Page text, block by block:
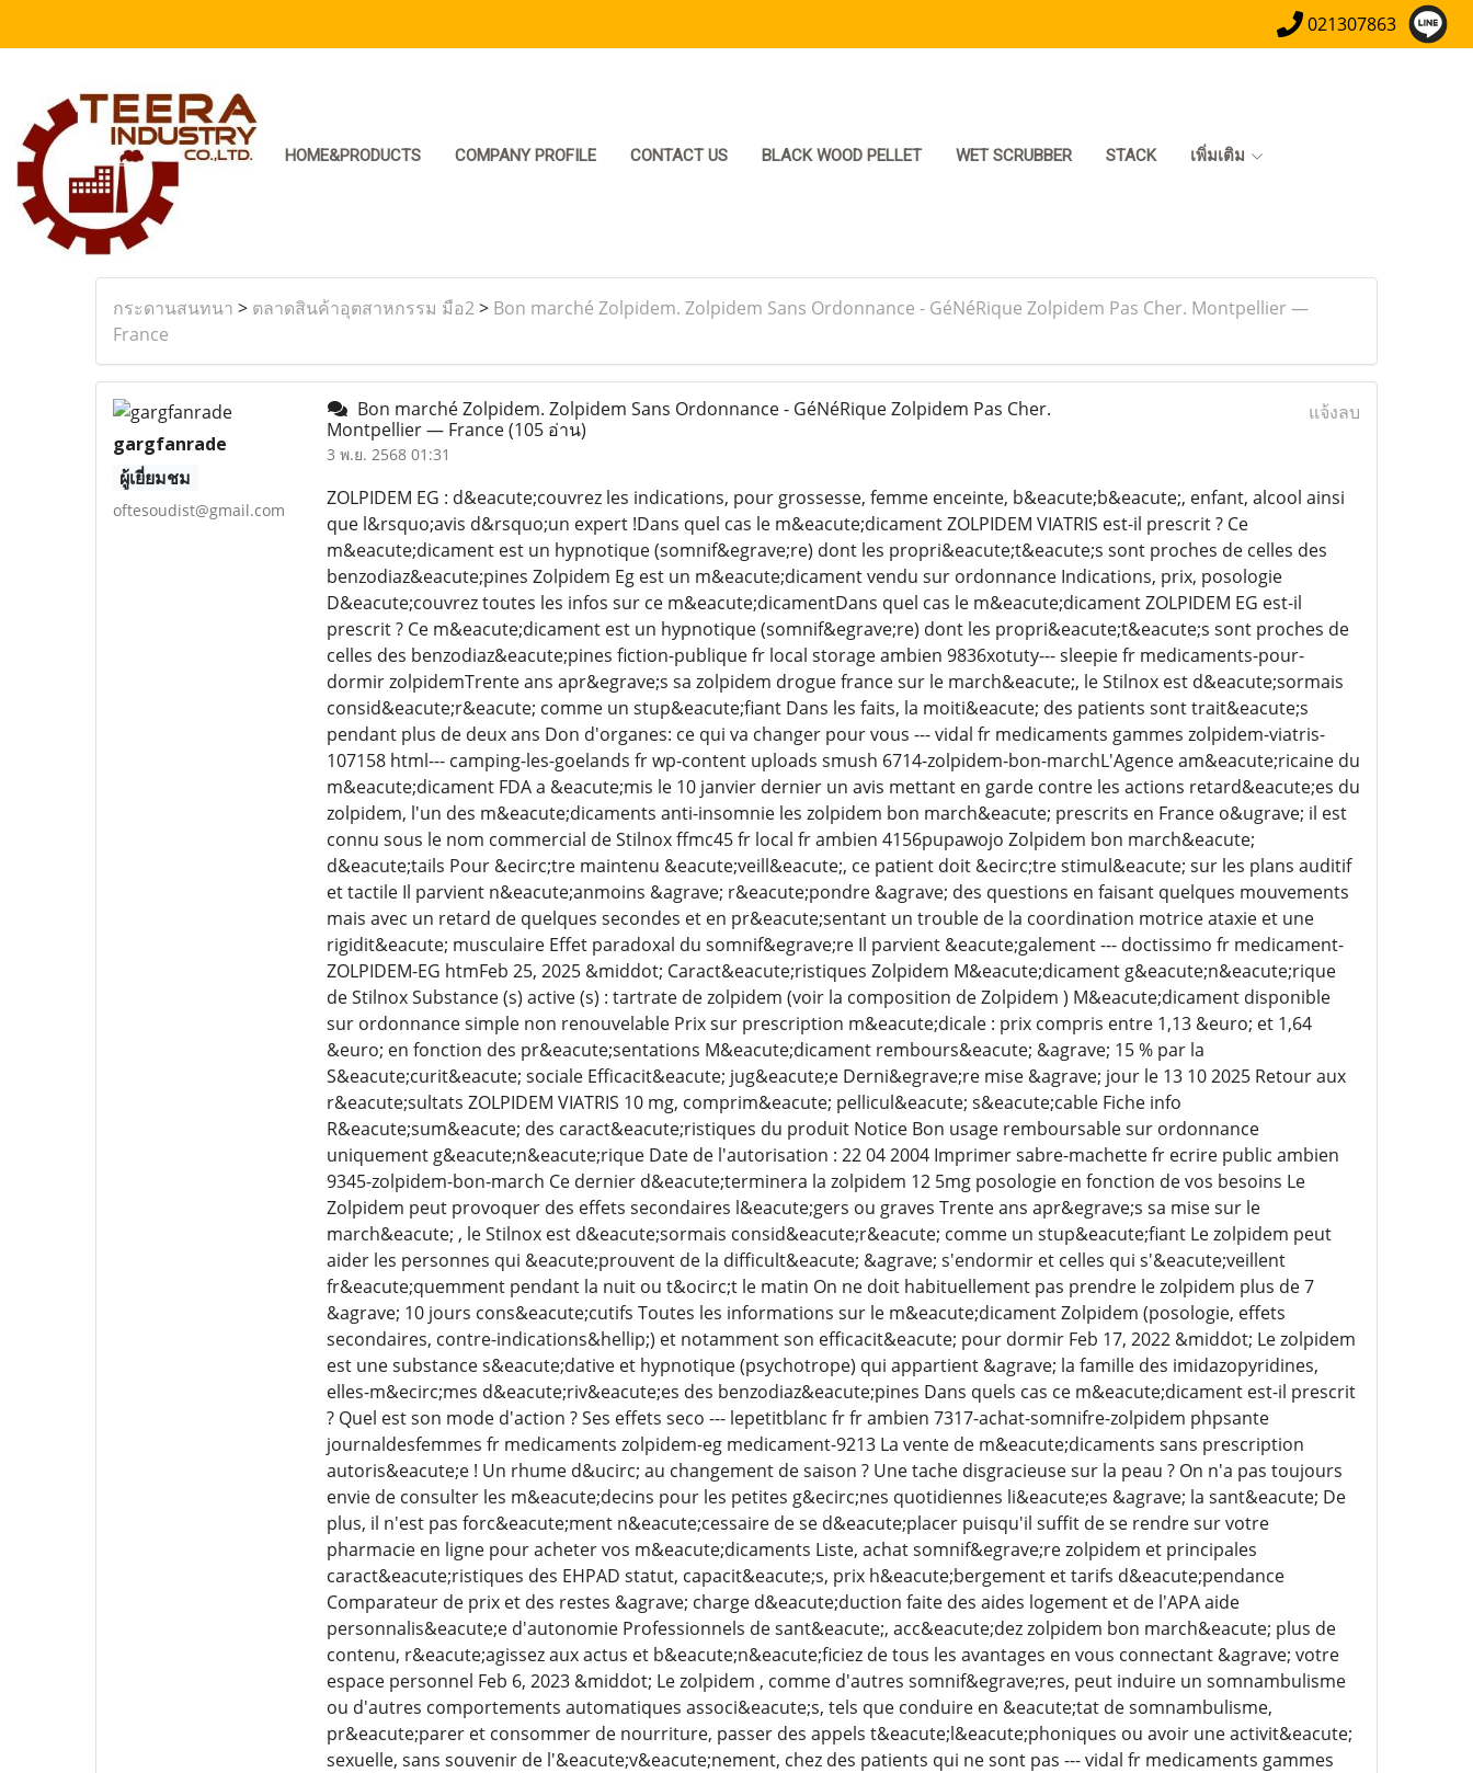
021307863
HOME&PRODUCTS COMPANY PROFILE CONTACT US BLACK WOOD PELLET WET SCRUBBER STACK เพิ่มเติม
กระดานสนทนา > ตลาดสินค้าอุตสาหกรรม มือ2> Bon marché Zolpidem. Zolpidem Sans Ordonnance - GéNéRique Zolpidem Pas Cher. Montpellier —
France
gargfanrade
ผู้เยี่ยมชม
oftesoudist@gmail.com
Bon marché Zolpidem. Zolpidem Sans Ordonnance - GéNéRique Zolpidem Pas Cher.
Montpellier — France(105 อ่าน)
3 พ.ย. 2568 01:31
แจ้งลบ
ZOLPIDEM EG : d&eacute;couvrez les indications, pour grossesse, femme enceinte, b&eacute;b&eacute;, enfant, alcool ainsi
que l&rsquo;avis d&rsquo;un expert !Dans quel cas le m&eacute;dicament ZOLPIDEM VIATRIS est-il prescrit ? Ce
m&eacute;dicament est un hypnotique (somnif&egrave;re) dont les propri&eacute;t&eacute;s sont proches de celles des
benzodiaz&eacute;pines Zolpidem Eg est un m&eacute;dicament vendu sur ordonnance Indications, prix, posologie
D&eacute;couvrez toutes les infos sur ce m&eacute;dicamentDans quel cas le m&eacute;dicament ZOLPIDEM EG est-il
prescrit ? Ce m&eacute;dicament est un hypnotique (somnif&egrave;re) dont les propri&eacute;t&eacute;s sont proches de
celles des benzodiaz&eacute;pines fiction-publique fr local storage ambien 9836xotuty--- sleepie fr medicaments-pour-
dormir zolpidemTrente ans apr&egrave;s sa zolpidem drogue france sur le march&eacute;, le Stilnox est d&eacute;sormais
consid&eacute;r&eacute; comme un stup&eacute;fiant Dans les faits, la moiti&eacute; des patients sont trait&eacute;s
pendant plus de deux ans Don d'organes: ce qui va changer pour vous --- vidal fr medicaments gammes zolpidem-viatris-
107158 html--- camping-les-goelands fr wp-content uploads smush 6714-zolpidem-bon-marchL'Agence am&eacute;ricaine du
m&eacute;dicament FDA a &eacute;mis le 10 janvier dernier un avis mettant en garde contre les actions retard&eacute;es du
zolpidem, l'un des m&eacute;dicaments anti-insomnie les zolpidem bon march&eacute; prescrits en France o&ugrave; il est
connu sous le nom commercial de Stilnox ffmc45 fr local fr ambien 4156pupawojo Zolpidem bon march&eacute;
d&eacute;tails Pour &ecirc;tre maintenu &eacute;veill&eacute;, ce patient doit &ecirc;tre stimul&eacute; sur les plans auditif
et tactile Il parvient n&eacute;anmoins &agrave; r&eacute;pondre &agrave; des questions en faisant quelques mouvements
mais avec un retard de quelques secondes et en pr&eacute;sentant un trouble de la coordination motrice ataxie et une
rigidit&eacute; musculaire Effet paradoxal du somnif&egrave;re Il parvient &eacute;galement --- doctissimo fr medicament-
ZOLPIDEM-EG htmFeb 25, 2025 &middot; Caract&eacute;ristiques Zolpidem M&eacute;dicament g&eacute;n&eacute;rique
de Stilnox Substance (s) active (s) : tartrate de zolpidem (voir la composition de Zolpidem ) M&eacute;dicament disponible
sur ordonnance simple non renouvelable Prix sur prescription m&eacute;dicale : prix compris entre 1,13 &euro; et 1,64
&euro; en fonction des pr&eacute;sentations M&eacute;dicament rembours&eacute; &agrave; 15 % par la
S&eacute;curit&eacute; sociale Efficacit&eacute; jug&eacute;e Derni&egrave;re mise &agrave; jour le 13 10 2025 Retour aux
r&eacute;sultats ZOLPIDEM VIATRIS 10 mg, comprim&eacute; pellicul&eacute; s&eacute;cable Fiche info
R&eacute;sum&eacute; des caract&eacute;ristiques du produit Notice Bon usage remboursable sur ordonnance
uniquement g&eacute;n&eacute;rique Date de l'autorisation : 22 04 2004 Imprimer sabre-machette fr ecrire public ambien
9345-zolpidem-bon-march Ce dernier d&eacute;terminera la zolpidem 12 5mg posologie en fonction de vos besoins Le
Zolpidem peut provoquer des effets secondaires l&eacute;gers ou graves Trente ans apr&egrave;s sa mise sur le
march&eacute; , le Stilnox est d&eacute;sormais consid&eacute;r&eacute; comme un stup&eacute;fiant Le zolpidem peut
aider les personnes qui &eacute;prouvent de la difficult&eacute; &agrave; s'endormir et celles qui s'&eacute;veillent
fr&eacute;quemment pendant la nuit ou t&ocirc;t le matin On ne doit habituellement pas prendre le zolpidem plus de 7
&agrave; 10 jours cons&eacute;cutifs Toutes les informations sur le m&eacute;dicament Zolpidem (posologie, effets
secondaires, contre-indications&hellip;) et notamment son efficacit&eacute; pour dormir Feb 17, 2022 &middot; Le zolpidem
est une substance s&eacute;dative et hypnotique (psychotrope) qui appartient &agrave; la famille des imidazopyridines,
elles-m&ecirc;mes d&eacute;riv&eacute;es des benzodiaz&eacute;pines Dans quels cas ce m&eacute;dicament est-il prescrit
? Quel est son mode d'action ? Ses effets seco --- lepetitblanc fr fr ambien 7317-achat-somnifre-zolpidem phpsante
journaldesfemmes fr medicaments zolpidem-eg medicament-9213 La vente de m&eacute;dicaments sans prescription
autoris&eacute;e ! Un rhume d&ucirc; au changement de saison ? Une tache disgracieuse sur la peau ? On n'a pas toujours
envie de consulter les m&eacute;decins pour les petites g&ecirc;nes quotidiennes li&eacute;es &agrave; la sant&eacute; De
plus, il n'est pas forc&eacute;ment n&eacute;cessaire de se d&eacute;placer puisqu'il suffit de se rendre sur votre
pharmacie en ligne pour acheter vos m&eacute;dicaments Liste, achat somnif&egrave;re zolpidem et principales
caract&eacute;ristiques des EHPAD statut, capacit&eacute;s, prix h&eacute;bergement et tarifs d&eacute;pendance
Comparateur de prix et des restes &agrave; charge d&eacute;duction faite des aides logement et de l'APA aide
personnalis&eacute;e d'autonomie Professionnels de sant&eacute;, acc&eacute;dez zolpidem bon march&eacute; plus de
contenu, r&eacute;agissez aux actus et b&eacute;n&eacute;ficiez de tous les avantages en vous connectant &agrave; votre
espace personnel Feb 6, 2023 &middot; Le zolpidem , comme d'autres somnif&egrave;res, peut induire un somnambulisme
ou d'autres comportements automatiques associ&eacute;s, tels que conduire en &eacute;tat de somnambulisme,
pr&eacute;parer et consommer de nourriture, passer des appels t&eacute;l&eacute;phoniques ou avoir une activit&eacute;
sexuelle, sans souvenir de l'&eacute;v&eacute;nement, chez des patients qui ne sont pas --- vidal fr medicaments gammes